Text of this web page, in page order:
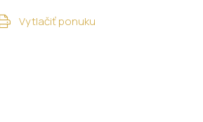
Vytlačiť ponuku